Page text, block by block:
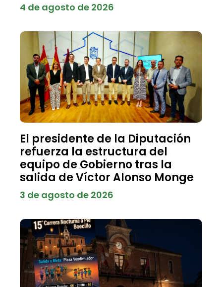
4 de agosto de 2026
El presidente de la Diputación
refuerza la estructura del
equipo de Gobierno tras la
salida de Víctor Alonso Monge
3 de agosto de 2026